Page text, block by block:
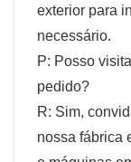
exterior para
necessário.
P: Posso
pedido?
R: Sim,
nossa fábrica